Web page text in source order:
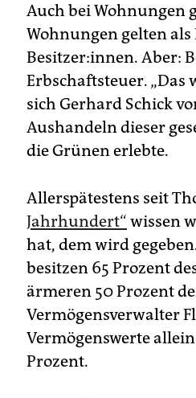
Auch bei Wohnungen
Wohnungen gelten
Besitzer:innen. Aber:
Erbschaftsteuer. „Das
sich Gerhard Schick
Aushandeln dieser
die Grünen erlebte.
Allerspätestens seit
Jahrhundert“ wissen
hat, dem wird
besitzen 65 Prozent
ärmeren 50 Prozent
Vermögensverwalter
Vermögenswerte
Prozent.